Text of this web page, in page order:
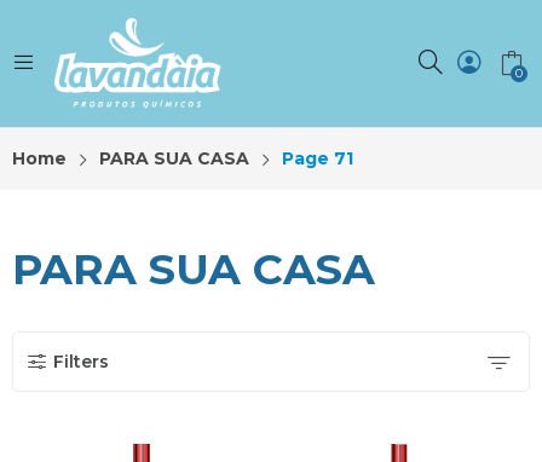
0
Home PARA SUA CASA Page 71
PARA SUA CASA
Filters